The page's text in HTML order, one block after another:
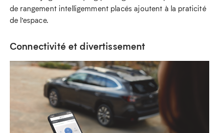
de rangement intelligemment placés ajoutent à la praticité
de l’espace.
Connectivité et divertissement